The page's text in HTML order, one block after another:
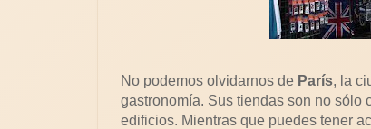
No podemos olvidarnos de París, la
gastronomía. Sus tiendas son no sólo
edificios. Mientras que puedes tener